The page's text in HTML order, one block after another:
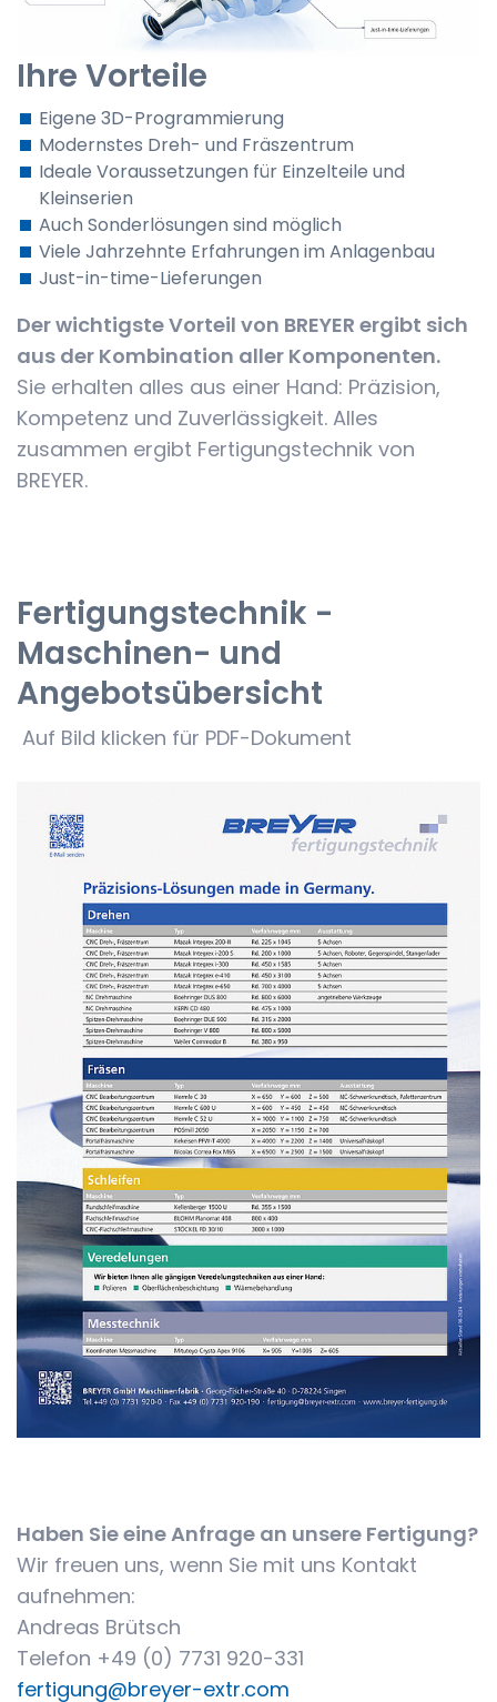
Ihre Vorteile
Eigene 3D-Programmierung
Modernstes Dreh- und Fräszentrum
Ideale Voraussetzungen für Einzelteile und
Kleinserien
Auch Sonderlösungen sind möglich
Viele Jahrzehnte Erfahrungen im Anlagenbau
Just-in-time-Lieferungen
Der wichtigste Vorteil von BREYER ergibt sich
aus der ­Kombination aller Komponenten.
Sie erhalten alles aus einer Hand: Präzision,
Kompetenz und Zuverlässigkeit. Alles
zusammen ergibt Fertigungstechnik von
BREYER.
Fertigungstechnik -
Maschinen- und
Angebotsübersicht
Auf Bild klicken für PDF-Dokument
Haben Sie eine Anfrage an unsere Fertigung?
Wir freuen uns, wenn Sie mit uns Kontakt
aufnehmen:
Andreas Brütsch
Telefon +49 (0) 7731 920-331
fertigung@breyer-extr.com